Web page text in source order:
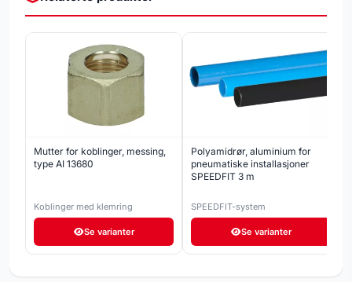
Mutter for koblinger, messing,
type AI 13680
Koblinger med klemring
Se varianter
Polyamidrør, aluminium for
pneumatiske installasjoner
SPEEDFIT 3 m
SPEEDFIT-system
Se varianter